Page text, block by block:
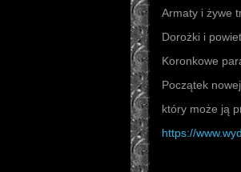
Armaty i żywe
Dorożki i
Koronkowe
Początek
który może ją
https://